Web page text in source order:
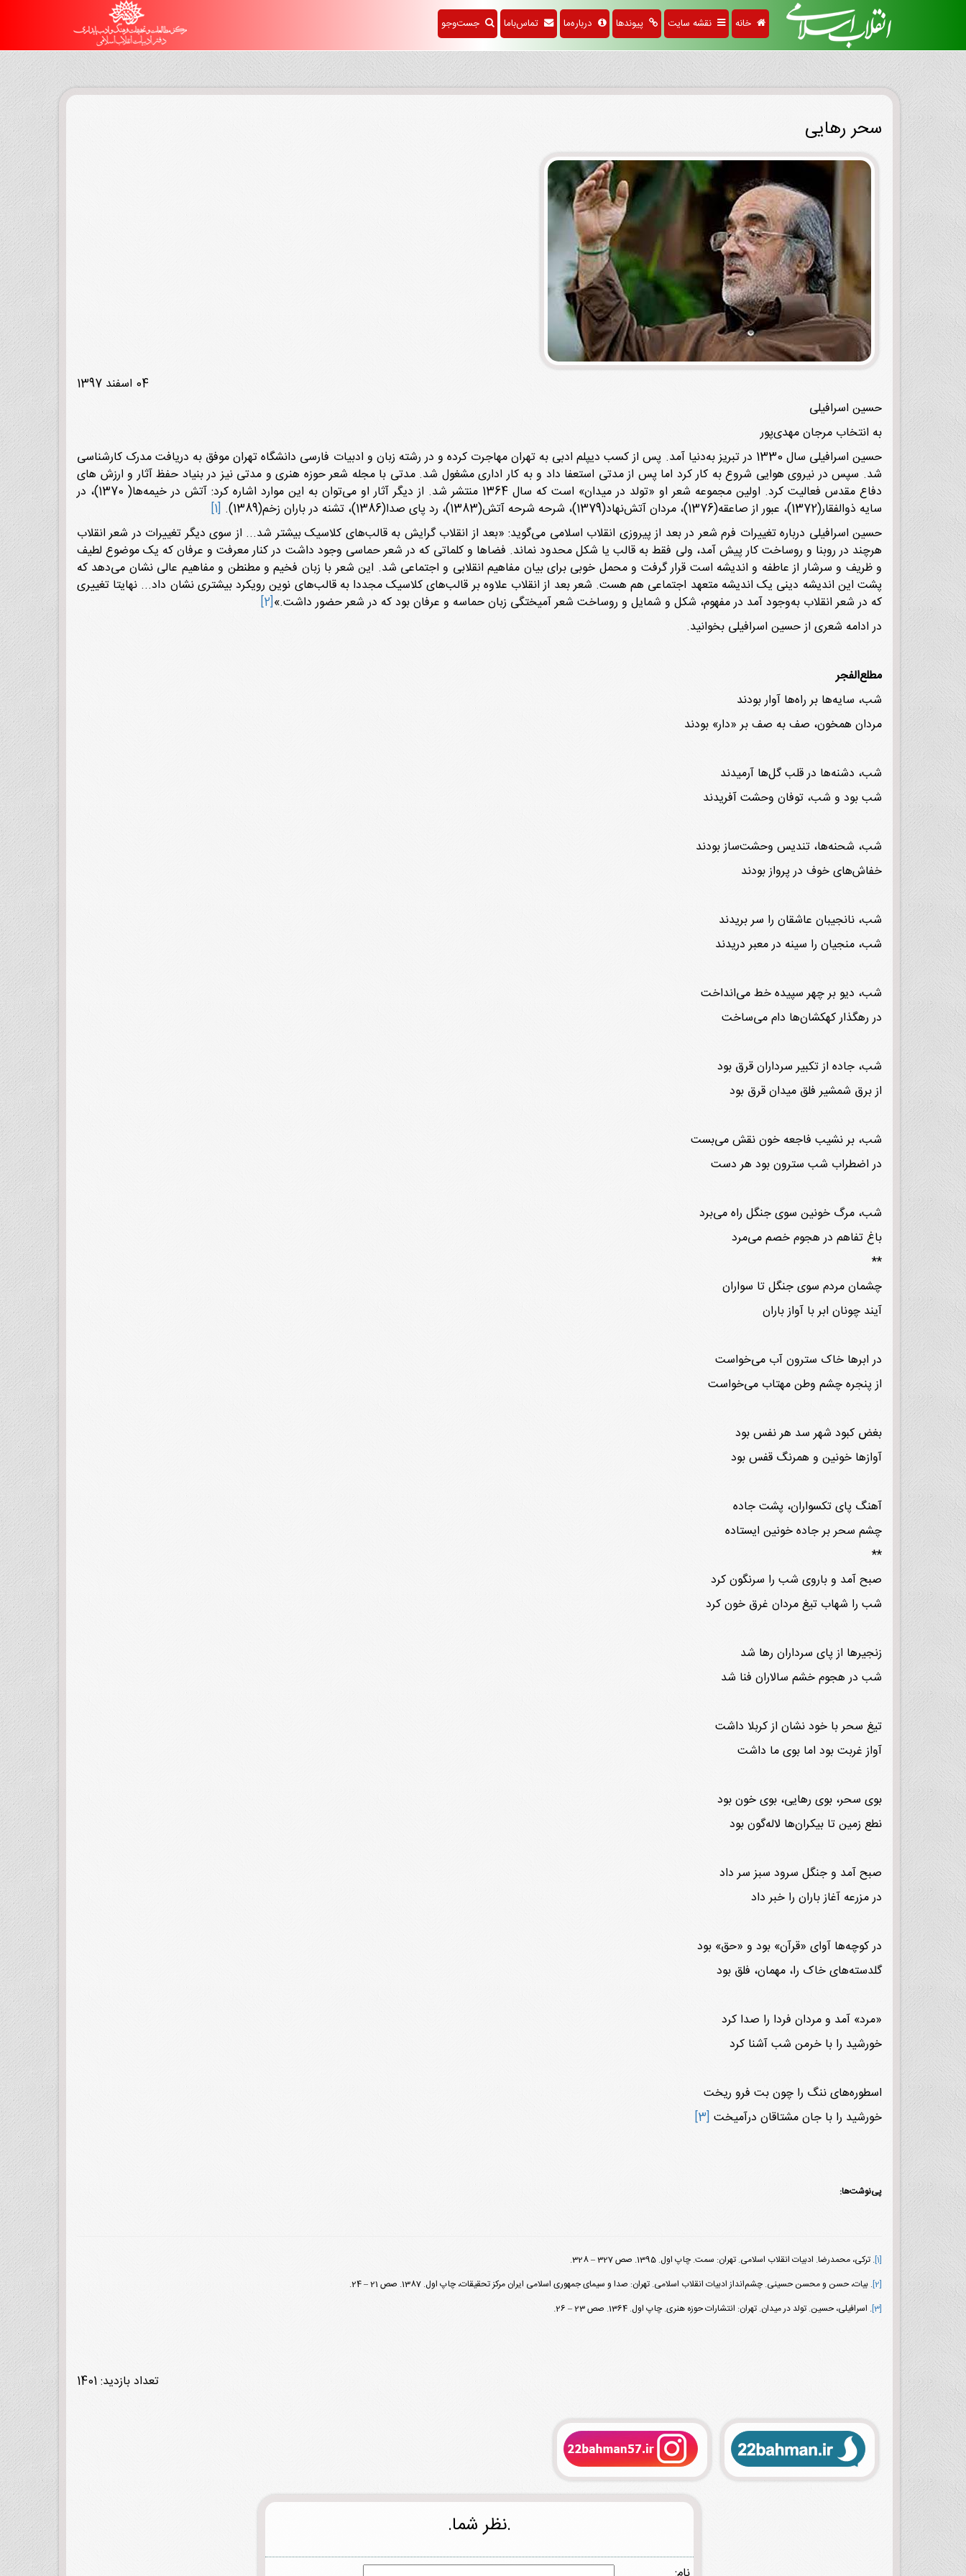
خانه نقشه سایت پیوندها درباره‌ما تماس‌باما جست‌وجو
سحر رهایی
04 اسفند 1397
حسین اسرافیلی
به انتخاب مرجان مهدی‌پور
حسین اسرافیلی سال 1330 در تبریز به‌دنیا آمد. پس از کسب دیپلم ادبی به تهران مهاجرت کرده و در رشته زبان و ادبیات فارسی دانشگاه تهران موفق به دریافت مدرک کارشناسی
شد. سپس در نیروی هوایی شروع به کار کرد اما پس از مدتی استعفا داد و به کار اداری مشغول شد. مدتی با مجله شعر حوزه هنری و مدتی نیز در بنیاد حفظ آثار و ارزش های
دفاع مقدس فعالیت کرد. اولین مجموعه شعر او «تولد در میدان» است که سال 1364 منتشر شد. از دیگر آثار او می‌توان به این موارد اشاره کرد: آتش در خیمه‌ها( 1370)، در
سایه ذوالفقار(1372)، عبور از صاعقه(1376)، مردان آتش‌نهاد(1379)، شرحه شرحه آتش(1383)، رد پای صدا(1386)، تشنه در باران زخم(1389).
[1]
حسین اسرافیلی درباره تغییرات فرم شعر در بعد از پیروزی انقلاب اسلامی می‌گوید: «بعد از انقلاب گرایش به قالب‌های کلاسیک بیشتر شد... از سوی دیگر تغییرات در شعر انقلاب
هرچند در روبنا و روساخت کار پیش آمد، ولی فقط به قالب یا شکل محدود نماند. فضاها و کلماتی که در شعر حماسی وجود داشت در کنار معرفت و عرفان که یک موضوع لطیف
و ظریف و سرشار از عاطفه و اندیشه است قرار گرفت و محمل خوبی برای بیان مفاهیم انقلابی و اجتماعی شد. این شعر با زبان فخیم و مطنطن و مفاهیم عالی نشان می‌دهد که
پشت این اندیشه دینی یک اندیشه متعهد اجتماعی هم هست. شعر بعد از انقلاب علاوه بر قالب‌های کلاسیک مجددا به قالب‌های نوین رویکرد بیشتری نشان داد... نهایتا تغییری
که در شعر انقلاب به‌وجود آمد در مفهوم، شکل و شمایل و روساخت شعر آمیختگی زبان حماسه و عرفان بود که در شعر حضور داشت.»[2]
در ادامه شعری از حسین اسرافیلی بخوانید.
مطلع‌الفجر
شب، سایه‌ها بر راه‌ها آوار بودند
مردان همخون، صف به صف بر «دار» بودند
شب، دشنه‌ها در قلب گل‌ها آرمیدند
شب بود و شب، توفان وحشت آفریدند
شب، شحنه‌ها، تندیس وحشت‌ساز بودند
خفاش‌های خوف در پرواز بودند
شب، نانجیبان عاشقان را سر بریدند
شب، منجیان را سینه در معبر دریدند
شب، دیو بر چهر سپیده خط می‌انداخت
در رهگذار کهکشان‌ها دام می‌ساخت
شب، جاده از تکبیر سرداران قرق بود
از برق شمشیر فلق میدان قرق بود
شب، بر نشیب فاجعه خون نقش می‌بست
در اضطراب شب سترون بود هر دست
شب، مرگ خونین سوی جنگل راه می‌برد
باغ تفاهم در هجوم خصم می‌مرد
**
چشمان مردم سوی جنگل تا سواران
آیند چونان ابر با آواز باران
در ابرها خاک سترون آب می‌خواست
از پنجره چشم وطن مهتاب می‌خواست
بغض کبود شهر سد هر نفس بود
آوازها خونین و همرنگ قفس بود
آهنگ پای تکسواران، پشت جاده
چشم سحر بر جاده خونین ایستاده
**
صبح آمد و باروی شب را سرنگون کرد
شب را شهاب تیغ مردان غرق خون کرد
زنجیرها از پای سرداران رها شد
شب در هجوم خشم سالاران فنا شد
تیغ سحر با خود نشان از کربلا داشت
آواز غربت بود اما بوی ما داشت
بوی سحر، بوی رهایی، بوی خون بود
نطع زمین تا بیکران‌ها لاله‌گون بود
صبح آمد و جنگل سرود سبز سر داد
در مزرعه آغاز باران را خبر داد
در کوچه‌ها آوای «قرآن» بود و «حق» بود
گلدسته‌های خاک را، مهمان، فلق بود
«مرد» آمد و مردان فردا را صدا کرد
خورشید را با خرمن شب آشنا کرد
اسطوره‌های ننگ را چون بت فرو ریخت
خورشید را با جان مشتاقان درآمیخت [3]
پی‌نوشت‌ها:
[1]. ترکی، محمدرضا. ادبیات انقلاب اسلامی. تهران: سمت. چاپ اول. 1395. صص 327 – 328.
[2]. بیات، حسن و محسن حسینی. چشم‌انداز ادبیات انقلاب اسلامی. تهران: صدا و سیمای جمهوری اسلامی ایران مرکز تحقیقات، چاپ اول. 1387. صص 21 – 24.
[3]. اسرافیلی، حسین. تولد در میدان. تهران: انتشارات حوزه هنری. چاپ اول. 1364. صص 23 – 26.
تعداد بازدید: 1401
.نظر شما.